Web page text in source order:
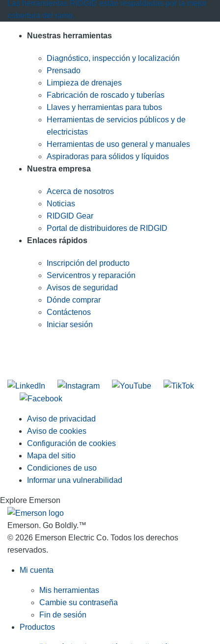
Las herramientas RIDGID están respaldadas por la mejor
cobertura del ramo.
Nuestras herramientas
Diagnóstico, inspección y localización
Prensado
Limpieza de drenajes
Fabricación de roscado y tuberías
Llaves y herramientas para tubos
Herramientas de servicios públicos y de
electricistas
Herramientas de uso general y manuales
Aspiradoras para sólidos y líquidos
Nuestra empresa
Acerca de nosotros
Noticias
RIDGID Gear
Portal de distribuidores de RIDGID
Enlaces rápidos
Inscripción del producto
Servicentros y reparación
Avisos de seguridad
Dónde comprar
Contáctenos
Iniciar sesión
Aviso de privacidad
Aviso de cookies
Configuración de cookies
Mapa del sitio
Condiciones de uso
Informar una vulnerabilidad
Explore Emerson
Emerson. Go Boldly.™
© 2026 Emerson Electric Co. Todos los derechos
reservados.
Mi cuenta
Mis herramientas
Cambie su contraseña
Fin de sesión
Productos